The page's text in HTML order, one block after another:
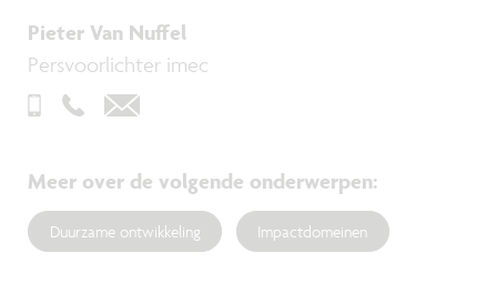
Pieter Van Nuffel
Persvoorlichter imec
Meer over de volgende onderwerpen:
Duurzame ontwikkeling Impactdomeinen